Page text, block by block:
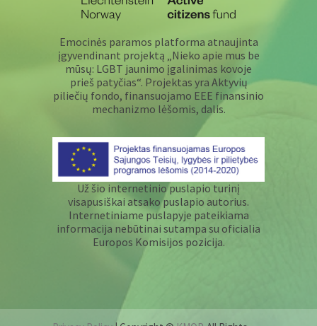
Emocinės paramos platforma atnaujinta
įgyvendinant projektą „Nieko apie mus be
mūsų: LGBT jaunimo įgalinimas kovoje
prieš patyčias“. Projektas yra Aktyvių
piliečių fondo, finansuojamo EEE finansinio
mechanizmo lėšomis, dalis.
Už šio internetinio puslapio turinį
visapusiškai atsako puslapio autorius.
Internetiniame puslapyje pateikiama
informacija nebūtinai sutampa su oficialia
Europos Komisijos pozicija.